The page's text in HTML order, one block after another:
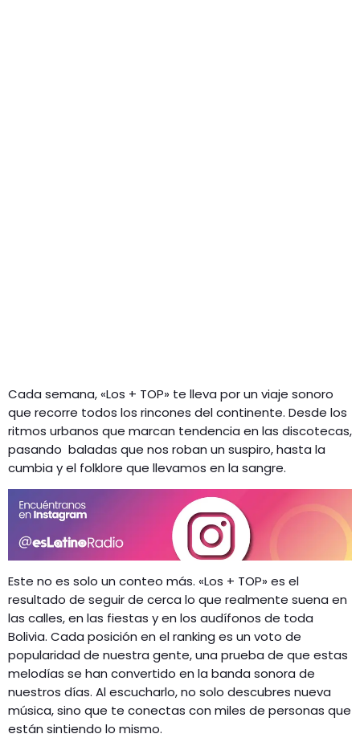
Cada semana, «Los + TOP» te lleva por un viaje sonoro
que recorre todos los rincones del continente. Desde los
ritmos urbanos que marcan tendencia en las discotecas,
pasando baladas que nos roban un suspiro, hasta la
cumbia y el folklore que llevamos en la sangre.
Este no es solo un conteo más. «Los + TOP» es el
resultado de seguir de cerca lo que realmente suena en
las calles, en las fiestas y en los audífonos de toda
Bolivia. Cada posición en el ranking es un voto de
popularidad de nuestra gente, una prueba de que estas
melodías se han convertido en la banda sonora de
nuestros días. Al escucharlo, no solo descubres nueva
música, sino que te conectas con miles de personas que
están sintiendo lo mismo.